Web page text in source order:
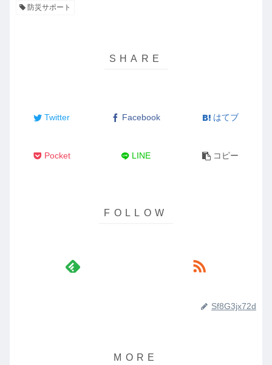
防災サポート
Twitter Facebook はてブ
Pocket LINE コピー
Sf8G3jx72d